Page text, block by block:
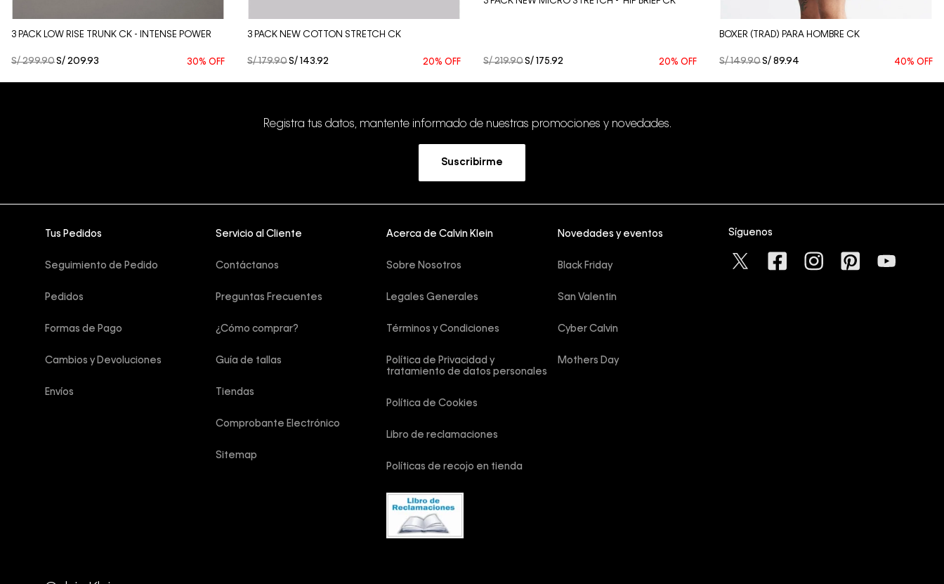
3 PACK LOW RISE TRUNK CK - INTENSE POWER
S/ 299.90S/ 209.93 30% OFF
3 PACK NEW COTTON STRETCH CK
S/ 179.90S/ 143.92 20% OFF S/ 219.90S/ 175.92 20% OFF
BOXER (TRAD) PARA HOMBRE CK
S/ 149.90S/ 89.94 40% OFF
Registra tus datos, mantente informado de nuestras promociones y novedades.
Suscribirme
Tus Pedidos
Seguimiento de Pedido
Pedidos
Formas de Pago
Cambios y Devoluciones
Envíos
Servicio al Cliente
Contáctanos
Preguntas Frecuentes
¿Cómo comprar?
Guía de tallas
Tiendas
Comprobante Electrónico
Sitemap
Acerca de Calvin Klein
Sobre Nosotros
Legales Generales
Términos y Condiciones
Política de Privacidad y
tratamiento de datos personales
Política de Cookies
Libro de reclamaciones
Políticas de recojo en tienda
Novedades y eventos
Black Friday
San Valentin
Cyber Calvin
Mothers Day
Síguenos